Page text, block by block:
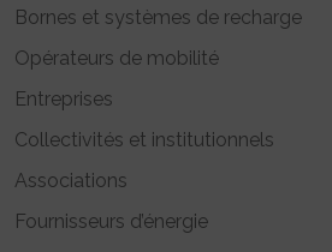
Bornes et systèmes de recharge
Opérateurs de mobilité
Entreprises
Collectivités et institutionnels
Associations
Fournisseurs d’énergie